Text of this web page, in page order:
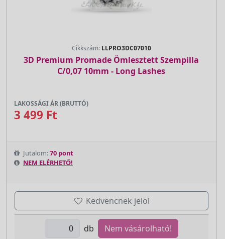
Cikkszám: LLPRO3DC07010
3D Premium Promade Ömlesztett Szempilla
C/0,07 10mm - Long Lashes
LAKOSSÁGI ÁR (BRUTTÓ)
3 499 Ft
Jutalom:70 pont
NEM ELÉRHETŐ!
Kedvencnek jelöl
db Nem vásárolható!